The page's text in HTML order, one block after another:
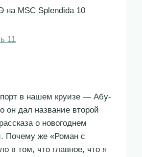
на MSC Splendida 10
11
в нашем круизе — Абу-
он дал название второй
о новогоднем
Почему же «Роман с
в том, что главное, что я